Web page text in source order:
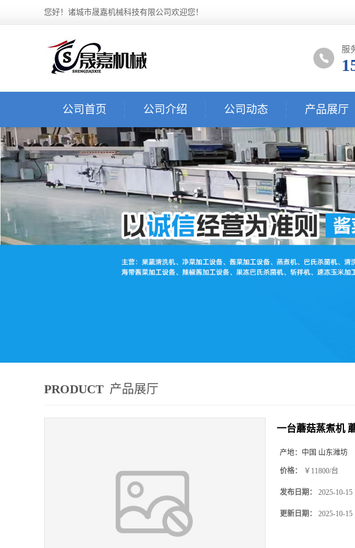
您好！诸城市晟嘉机械科技有限公司欢迎您！
服
公司首页 公司介绍 公司动态 产品展厅
PRODUCT 产品展厅
一台蘑菇蒸煮机
产地： 中国 山东潍坊
价格： ￥11800/台
发布日期： 2025-10-15
更新日期： 2025-10-15